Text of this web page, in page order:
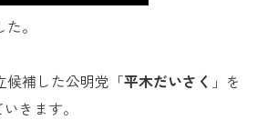
。
候補した公明党「平木だいさく 」を
きます。